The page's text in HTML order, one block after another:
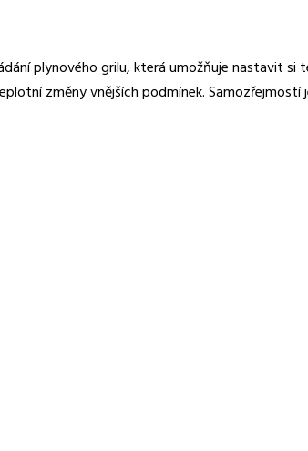
plynového grilu, která umožňuje nastavit
změny vnějších podmínek.